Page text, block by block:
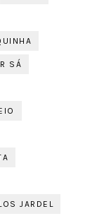
SÁ
JARDEL